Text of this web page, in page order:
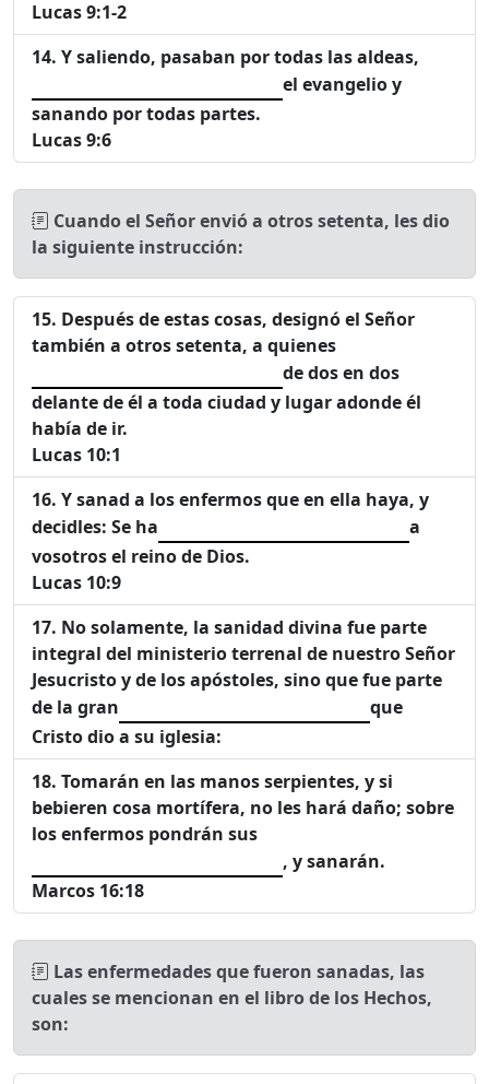
Lucas 9:1-2
Y saliendo, pasaban por todas las aldeas,
el evangelio y
sanando por todas partes.
Lucas 9:6
Cuando el Señor envió a otros setenta, les dio
la siguiente instrucción:
Después de estas cosas, designó el Señor
también a otros setenta, a quienes
de dos en dos
delante de él a toda ciudad y lugar adonde él
había de ir.
Lucas 10:1
Y sanad a los enfermos que en ella haya, y
decidles: Se ha
a
vosotros el reino de Dios.
Lucas 10:9
No solamente, la sanidad divina fue parte
integral del ministerio terrenal de nuestro Señor
Jesucristo y de los apóstoles, sino que fue parte
de la gran
que
Cristo dio a su iglesia:
Tomarán en las manos serpientes, y si
bebieren cosa mortífera, no les hará daño; sobre
los enfermos pondrán sus
, y sanarán.
Marcos 16:18
Las enfermedades que fueron sanadas, las
cuales se mencionan en el libro de los Hechos,
son: